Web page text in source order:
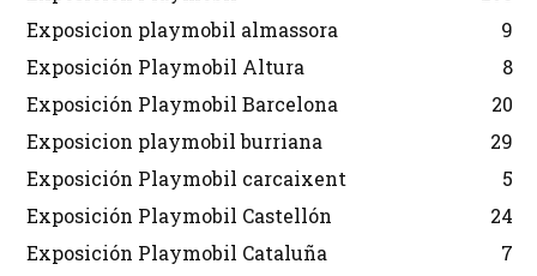
Exposicion playmobil almassora
9
Exposición Playmobil Altura
8
Exposición Playmobil Barcelona
20
Exposicion playmobil burriana
29
Exposición Playmobil carcaixent
5
Exposición Playmobil Castellón
24
Exposición Playmobil Cataluña
7